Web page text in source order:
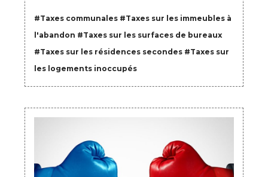
#Taxes communales #Taxes sur les immeubles à
l'abandon #Taxes sur les surfaces de bureaux
#Taxes sur les résidences secondes #Taxes sur
les logements inoccupés